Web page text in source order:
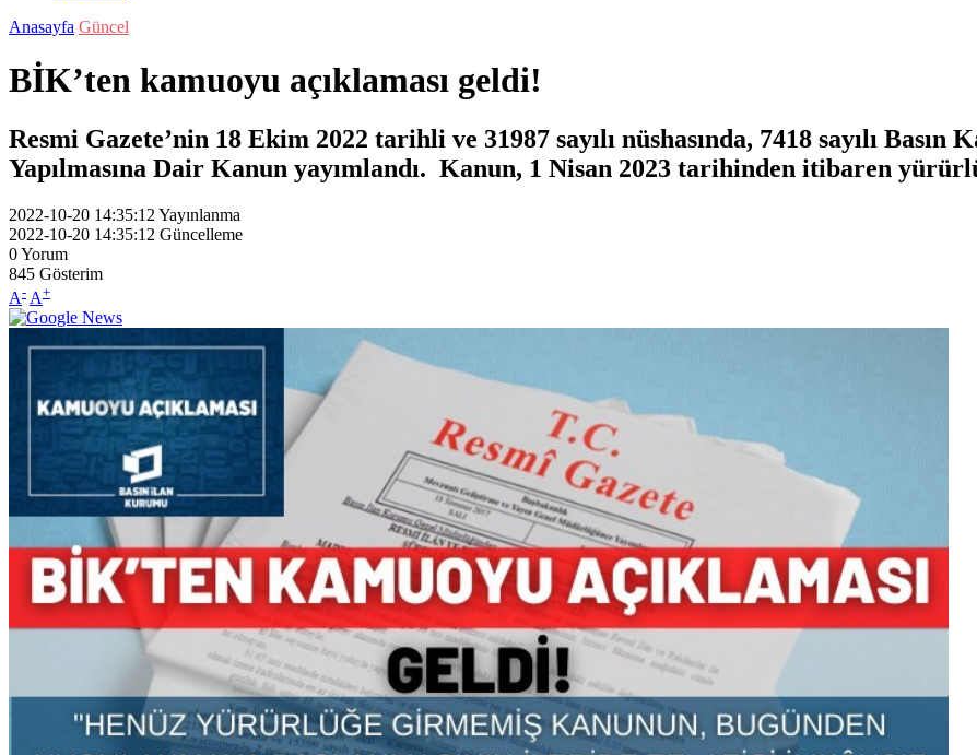
Anasayfa Güncel
BİK’ten kamuoyu açıklaması geldi!
Resmi Gazete’nin 18 Ekim 2022 tarihli ve 31987 sayılı nüshasında, 7418 sayılı
Yapılmasına Dair Kanun yayımlandı. Kanun, 1 Nisan 2023 tarihinden itibaren
2022-10-20 14:35:12 Yayınlanma
2022-10-20 14:35:12 Güncelleme
0Yorum
845 Gösterim
A- A+